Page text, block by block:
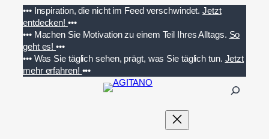
Inhalt
springen
••• Inspiration, die nicht im Feed verschwindet. Jetzt
entdecken! •••
••• Machen Sie Motivation zu einem Teil Ihres Alltags. So
geht es!•••
••• Was Sie täglich sehen, prägt, was Sie täglich tun. Jetzt
mehr erfahren! •••